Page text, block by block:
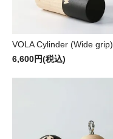
VOLA Cylinder (Wide grip)
6,600円(税込)